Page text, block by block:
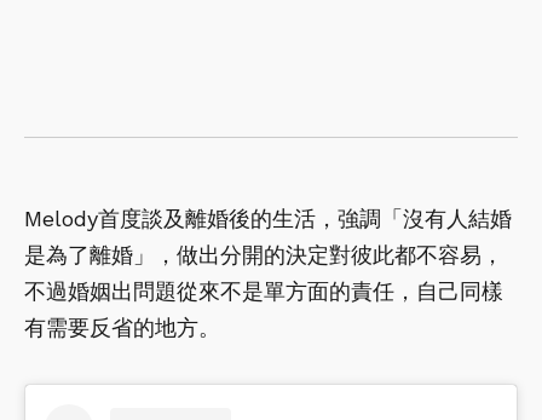
Melody首度談及離婚後的生活，強調「沒有人結婚
是為了離婚」，做出分開的決定對彼此都不容易，
不過婚姻出問題從來不是單方面的責任，自己同樣
有需要反省的地方。